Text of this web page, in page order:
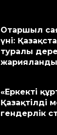
Отаршыл
үні:
туралы
жарияланды
«Еркекті
Қазақтілді
гендерлік